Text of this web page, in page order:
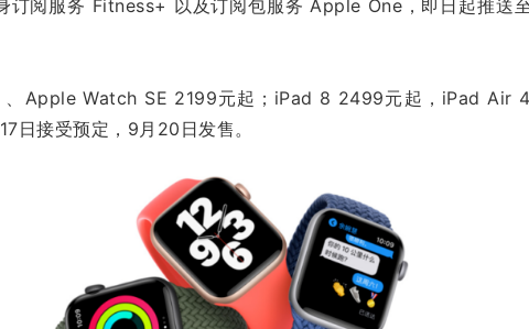
阅服务 Fitness+ 以及订阅包服务 Apple One，即日起推送
Apple Watch SE 2199元起；iPad 8 2499元起，iPad Air
日接受预定，9月20日发售。